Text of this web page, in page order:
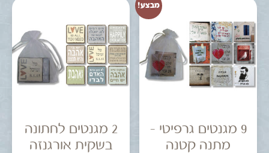
מבצע!
9 מגנטים גרפיטי –
מתנה קטנה
2 מגנטים לחתונה
בשקית אורגנזה